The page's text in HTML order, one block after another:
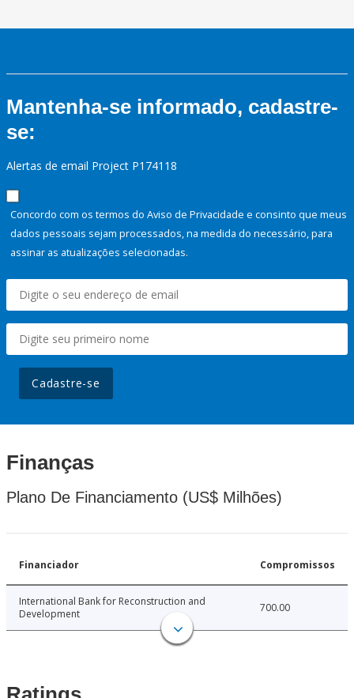
Mantenha-se informado, cadastre-
se:
Alertas de email Project P174118
Concordo com os termos do Aviso de Privacidade e consinto que meus
dados pessoais sejam processados, na medida do necessário, para
assinar as atualizações selecionadas.
Cadastre-se
Finanças
Plano De Financiamento (US$ Milhões)
Financiador Compromissos
International Bank for Reconstruction and
Development
700.00